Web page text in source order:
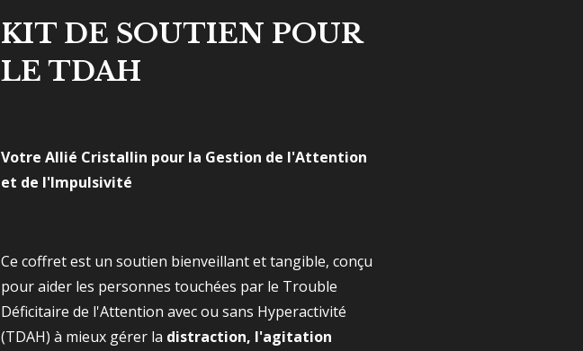
KIT DE SOUTIEN POUR
LE TDAH
Votre Allié Cristallin pour la Gestion de l'Attention
et de l'Impulsivité
Ce coffret est un soutien bienveillant et tangible, conçu
pour aider les personnes touchées par le Trouble
Déficitaire de l'Attention avec ou sans Hyperactivité
(TDAH) à mieux gérer la distraction, l'agitation